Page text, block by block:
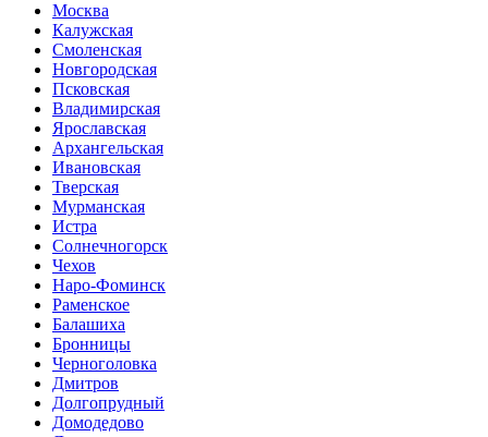
Москва
Калужская
Смоленская
Новгородская
Псковская
Владимирская
Ярославская
Архангельская
Ивановская
Тверская
Мурманская
Истра
Солнечногорск
Чехов
Наро-Фоминск
Раменское
Балашиха
Бронницы
Черноголовка
Дмитров
Долгопрудный
Домодедово